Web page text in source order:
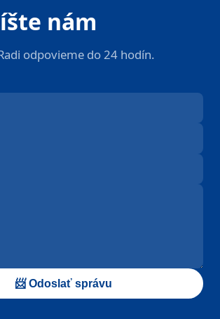
nám
odpovieme do 24 hodín.
📨 Odoslať správu